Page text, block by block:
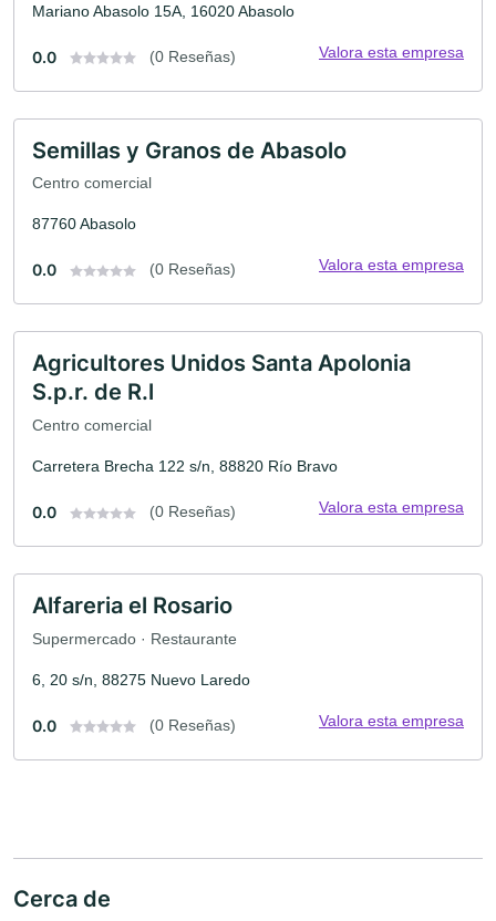
Mariano Abasolo 15A, 16020 Abasolo
0.0 (0 Reseñas) Valora esta empresa
Semillas y Granos de Abasolo
Centro comercial
87760 Abasolo
0.0 (0 Reseñas) Valora esta empresa
Agricultores Unidos Santa Apolonia
S.p.r. de R.l
Centro comercial
Carretera Brecha 122 s/n, 88820 Río Bravo
0.0 (0 Reseñas) Valora esta empresa
Alfareria el Rosario
Supermercado · Restaurante
6, 20 s/n, 88275 Nuevo Laredo
0.0 (0 Reseñas) Valora esta empresa
Cerca de